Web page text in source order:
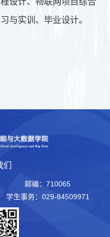
与实训、毕业设计。
邮编：710065
学生事务：029-84509971